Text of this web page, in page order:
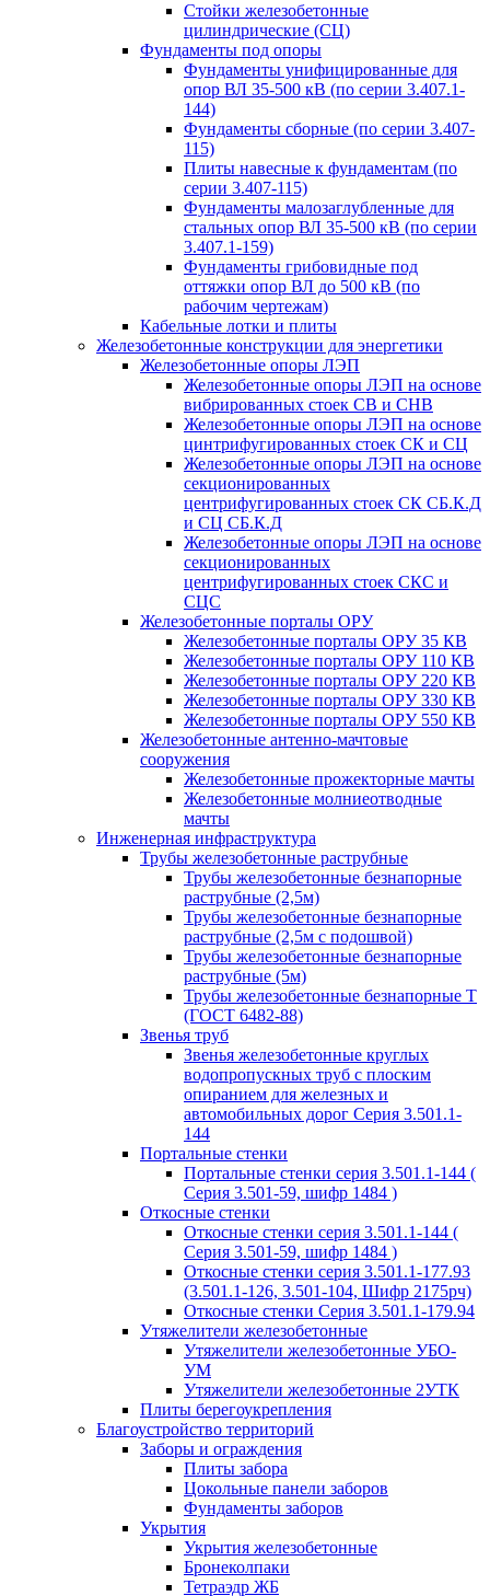
Стойки железобетонные
цилиндрические (СЦ)
Фундаменты под опоры
Фундаменты унифицированные для
опор ВЛ 35-500 кВ (по серии 3.407.1-
144)
Фундаменты сборные (по серии 3.407-
115)
Плиты навесные к фундаментам (по
серии 3.407-115)
Фундаменты малозаглубленные для
стальных опор ВЛ 35-500 кВ (по серии
3.407.1-159)
Фундаменты грибовидные под
оттяжки опор ВЛ до 500 кВ (по
рабочим чертежам)
Кабельные лотки и плиты
Железобетонные конструкции для энергетики
Железобетонные опоры ЛЭП
Железобетонные опоры ЛЭП на основе
вибрированных стоек СВ и СНВ
Железобетонные опоры ЛЭП на основе
цинтрифугированных стоек СК и СЦ
Железобетонные опоры ЛЭП на основе
секционированных
центрифугированных стоек СК СБ.К.Д
и СЦ СБ.К.Д
Железобетонные опоры ЛЭП на основе
секционированных
центрифугированных стоек СКС и
СЦС
Железобетонные порталы ОРУ
Железобетонные порталы ОРУ 35 КВ
Железобетонные порталы ОРУ 110 КВ
Железобетонные порталы ОРУ 220 КВ
Железобетонные порталы ОРУ 330 КВ
Железобетонные порталы ОРУ 550 КВ
Железобетонные антенно-мачтовые
сооружения
Железобетонные прожекторные мачты
Железобетонные молниеотводные
мачты
Инженерная инфраструктура
Трубы железобетонные раструбные
Трубы железобетонные безнапорные
раструбные (2,5м)
Трубы железобетонные безнапорные
раструбные (2,5м с подошвой)
Трубы железобетонные безнапорные
раструбные (5м)
Трубы железобетонные безнапорные Т
(ГОСТ 6482-88)
Звенья труб
Звенья железобетонные круглых
водопропускных труб с плоским
опиранием для железных и
автомобильных дорог Серия 3.501.1-
144
Портальные стенки
Портальные стенки серия 3.501.1-144 (
Серия 3.501-59, шифр 1484 )
Откосные стенки
Откосные стенки серия 3.501.1-144 (
Серия 3.501-59, шифр 1484 )
Откосные стенки серия 3.501.1-177.93
(3.501.1-126, 3.501-104, Шифр 2175рч)
Откосные стенки Серия 3.501.1-179.94
Утяжелители железобетонные
Утяжелители железобетонные УБО-
УМ
Утяжелители железобетонные 2УТК
Плиты берегоукрепления
Благоустройство территорий
Заборы и ограждения
Плиты забора
Цокольные панели заборов
Фундаменты заборов
Укрытия
Укрытия железобетонные
Бронеколпаки
Тетраэдр ЖБ